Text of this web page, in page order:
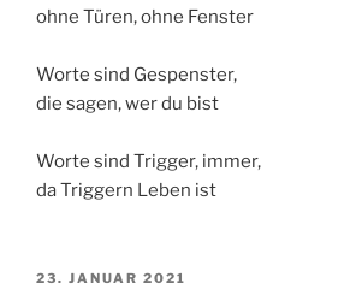
ohne Türen, ohne Fenster
Worte sind Gespenster,
die sagen, wer du bist
Worte sind Trigger, immer,
da Triggern Leben ist
VERÖFFENTLICHT
23. JANUAR 2021